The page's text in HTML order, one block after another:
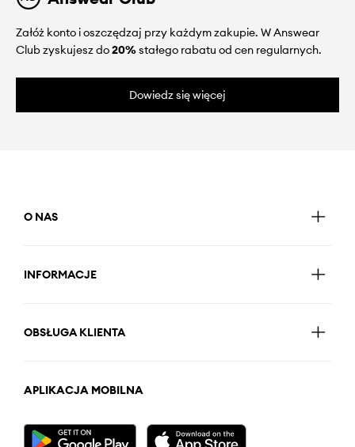
Załóż konto i oszczędzaj przy każdym zakupie. W Answear
Club zyskujesz do20%stałego rabatu od cen regularnych.
Dowiedz się więcej
O NAS
INFORMACJE
OBSŁUGA KLIENTA
APLIKACJA MOBILNA